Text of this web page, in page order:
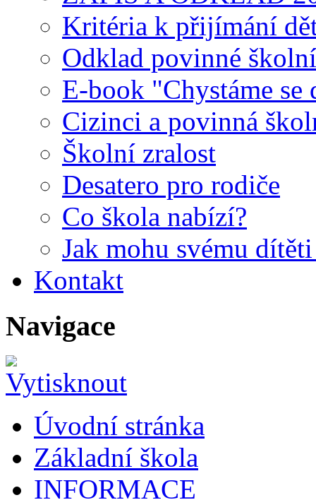
Kritéria k přijímání
Odklad povinné
E-book "Chystáme
Cizinci a povinná
Školní zralost
Desatero pro rodiče
Co škola nabízí?
Jak mohu svému
Kontakt
Navigace
Úvodní stránka
Základní škola
INFORMACE